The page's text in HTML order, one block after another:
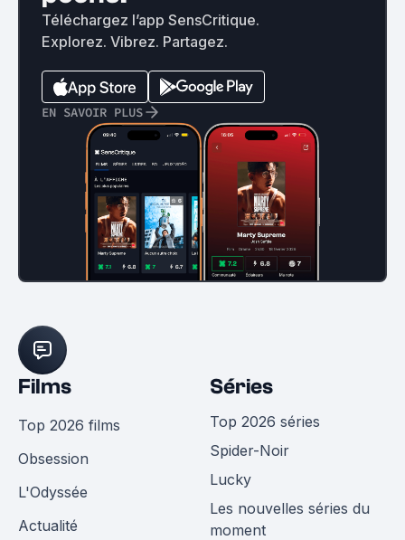
Téléchargez l’app SensCritique.
Explorez. Vibrez. Partagez.
EN SAVOIR PLUS
Films
Top 2026 films
Obsession
L'Odyssée
Actualité
Séries
Top 2026 séries
Spider-Noir
Lucky
Les nouvelles séries du
moment